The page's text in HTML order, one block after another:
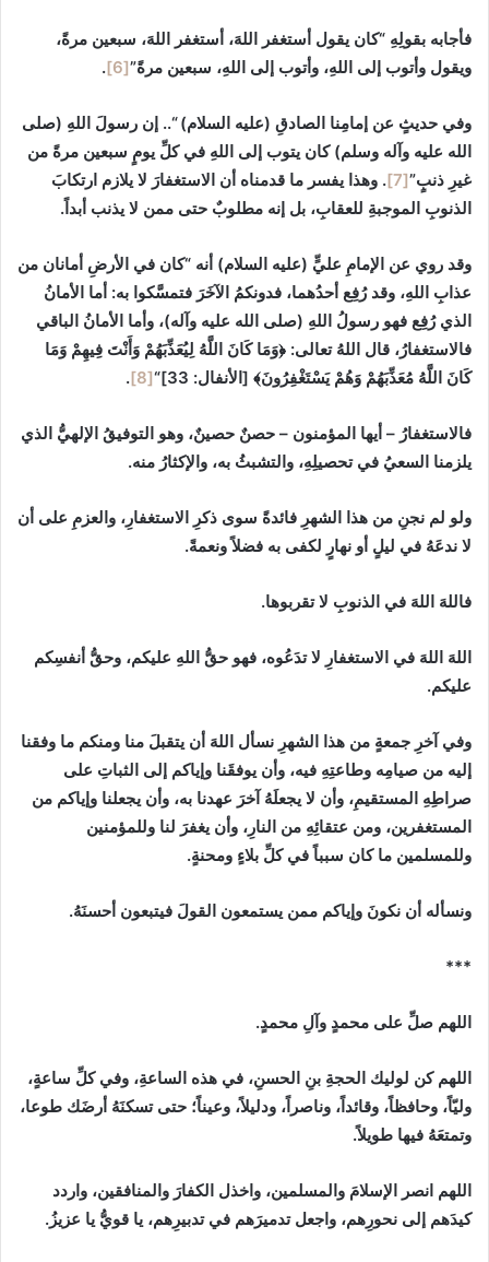
فأجابه بقولِهِ “كان يقول أستغفر اللهَ، أستغفر اللهَ، سبعين مرةً،
ويقول وأتوب إلى اللهِ، وأتوب إلى اللهِ، سبعين مرةً”[6]
.
وفي حديثٍ عن إمامِنا الصادقِ (عليه السلام) “.. إن رسولَ اللهِ (صلى
الله عليه وآله وسلم) كان يتوب إلى اللهِ في كلِّ يومٍ‏ سبعين‏ مرةً من‏
غيرِ ذنبٍ”[7]
.‏ وهذا يفسر ما قدمناه أن الاستغفارَ لا يلازم ارتكابَ
الذنوبِ الموجبةِ للعقابِ، بل إنه مطلوبٌ حتى ممن لا يذنب أبداً.
وقد روي عن الإمامِ عليٍّ (عليه السلام) أنه “كان في الأرضِ أمانان من
عذابِ اللهِ، وقد رُفِع أحدُهما، فدونكمُ الآخَرَ فتمسَّكوا به: أما الأمانُ
الذي رُفِع فهو رسولُ اللهِ (صلى الله عليه وآله)، وأما الأمانُ الباقي
فالاستغفارُ، قال اللهُ تعالى: ﴿‌وَمَا ‌كَانَ ‌اللَّهُ ‌لِيُعَذِّبَهُمْ ‌وَأَنْتَ ‌فِيهِمْ ‌وَمَا
‌كَانَ ‌اللَّهُ ‌مُعَذِّبَهُمْ وَهُمْ يَسْتَغْفِرُونَ﴾ [الأنفال: 33] “
[8]
.
فالاستغفارُ – أيها المؤمنون – حصنٌ حصينٌ، وهو التوفيقُ الإلهيُّ الذي
يلزمنا السعيُ في تحصيلِهِ، والتشبثُ به، والإكثارُ منه.
ولو لم نجنِ من هذا الشهرِ فائدةً سوى ذكرِ الاستغفارِ، والعزمِ على أن
لا ندعَهُ في ليلٍ أو نهارٍ لكفى به فضلاً ونعمةً.
فاللهَ اللهَ في الذنوبِ لا تقربوها.
اللهَ اللهَ في الاستغفارِ لا تدَعُوه، فهو حقُّ اللهِ عليكم، وحقُّ أنفسِكم
عليكم.
وفي آخرِ جمعةٍ من هذا الشهرِ نسأل اللهَ أن يتقبلَ منا ومنكم ما وفقنا
إليه من صيامِه وطاعتِهِ فيه، وأن يوفقَنا وإياكم إلى الثباتِ على
صراطِهِ المستقيمِ، وأن لا يجعلَهُ آخرَ عهدنا به، وأن يجعلنا وإياكم من
المستغفرين، ومن عتقائِهِ من النارِ، وأن يغفرَ لنا وللمؤمنين
وللمسلمين ما كان سبباً في كلِّ بلاءٍ ومحنةٍ.
ونسأله أن نكونَ وإياكم ممن يستمعون القولَ فيتبعون أحسنَهُ.
***
اللهم صلِّ على محمدٍ وآلِ محمدٍ.
اللهم كن لوليك الحجةِ بنِ الحسنِ، في هذه الساعةِ، وفي كلِّ ساعةٍ،
وليّاً، وحافظاً، وقائداً، وناصراً، ودليلاً، وعيناً؛ حتى تسكنَهُ أرضَك طوعا،
وتمتعَهُ فيها طويلاً.
اللهم انصر الإسلامَ والمسلمين، واخذل الكفارَ والمنافقين، واردد
كيدَهم إلى نحورِهم، واجعل تدميرَهم في تدبيرِهم، يا قويُّ يا عزيزُ.